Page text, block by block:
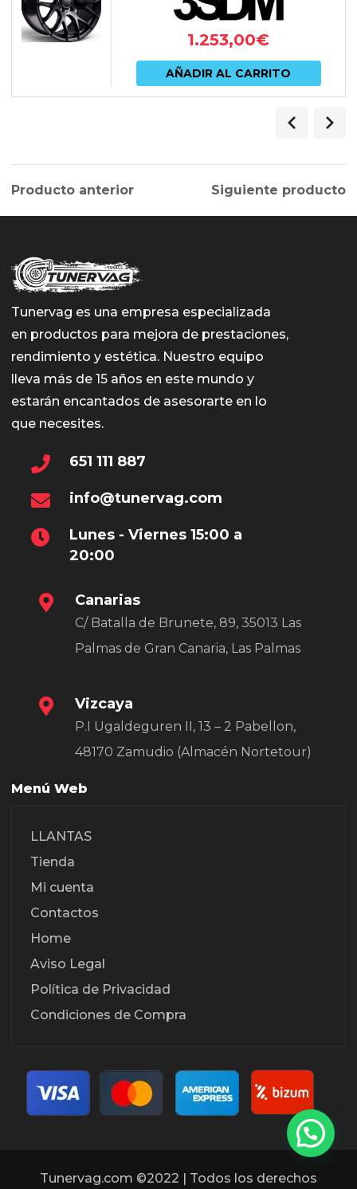
1.253,00€
AÑADIR AL CARRITO
Producto anterior Siguiente producto
Tunervag es una empresa especializada
en productos para mejora de prestaciones,
rendimiento y estética. Nuestro equipo
lleva más de 15 años en este mundo y
estarán encantados de asesorarte en lo
que necesites.
651 111 887
info@tunervag.com
Lunes - Viernes 15:00 a
20:00
Canarias
C/ Batalla de Brunete, 89, 35013 Las
Palmas de Gran Canaria, Las Palmas
Vizcaya
P.I Ugaldeguren II, 13 – 2 Pabellon,
48170 Zamudio (Almacén Nortetour)
Menú Web
LLANTAS
Tienda
Mi cuenta
Contactos
Home
Aviso Legal
Política de Privacidad
Condiciones de Compra
Tunervag.com ©2022 | Todos los derechos